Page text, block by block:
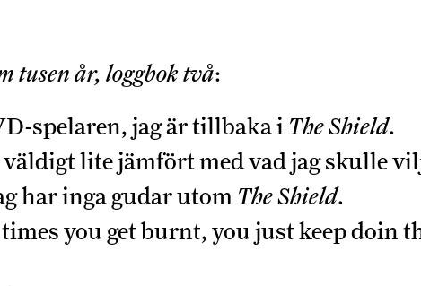
tusen år, loggbok två:
spelaren, jag är tillbaka i The Shield.
lite jämfört med vad jag skulle
har inga gudar utom The Shield.
you get burnt, you just keep doin